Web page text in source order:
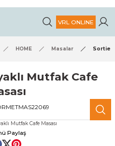
HOME
Tamamlayıcı Ürünler
Masa Takımları
HORECA
Ev Kataloğu
Horeca Kataloğu
VRL ONLINE
HOME Masalar Sortie
Mutfak Cafe
Paylaş